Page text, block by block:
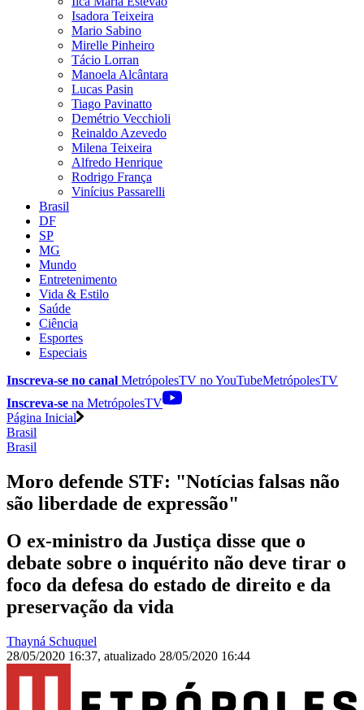
Isadora Teixeira
Mario Sabino
Mirelle Pinheiro
Tácio Lorran
Manoela Alcântara
Lucas Pasin
Tiago Pavinatto
Demétrio Vecchioli
Reinaldo Azevedo
Milena Teixeira
Alfredo Henrique
Rodrigo França
Vinícius Passarelli
Brasil
DF
SP
MG
Mundo
Entretenimento
Vida & Estilo
Saúde
Ciência
Esportes
Especiais
Inscreva-se no canal MetrópolesTV noYouTubeMetrópolesTV
Inscreva-se na MetrópolesTV
Página Inicial
Brasil
Brasil
Moro defende STF: "Notícias falsas não
são liberdade de expressão"
O ex-ministro da Justiça disse que o
debate sobre o inquérito não deve tirar o
foco da defesa do estado de direito e da
preservação da vida
Thayná Schuquel
28/05/2020 16:37, atualizado 28/05/2020 16:44